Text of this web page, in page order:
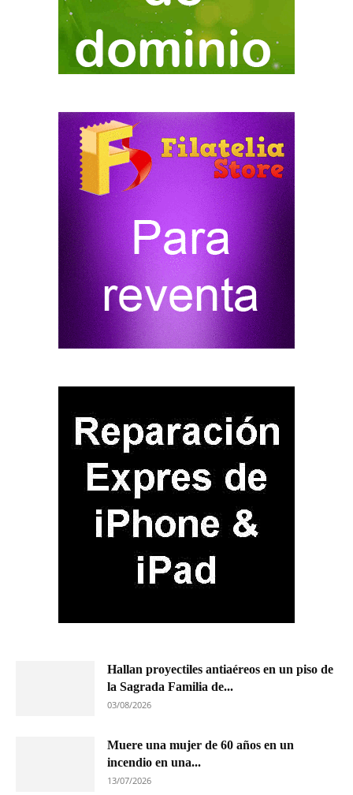
Hallan proyectiles antiaéreos en un piso de
la Sagrada Familia de...
03/08/2026
Muere una mujer de 60 años en un
incendio en una...
13/07/2026